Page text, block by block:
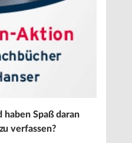
haben Spaß daran
verfassen?